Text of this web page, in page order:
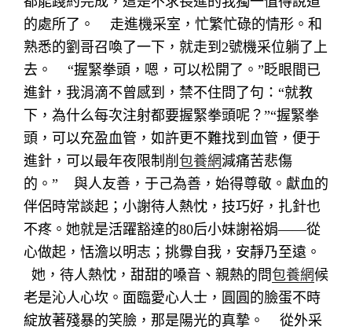
的處所了。
走進機采室，忙繁忙碌的情形。和
熟悉的劉哥召喚了一下，就走到2號機采位躺了上
去。
“握緊拳頭，嗯，可以松開了。”眨眼間已
進針，我涓滴不曾感到，禁不住問了句：“就教
下，為什么每次注射都要握緊拳頭呢？”“握緊拳
頭，可以充盈血管，如許更不難找到血管，便于
進針，可以最年夜限制削 包養網減痛苦悲傷
的。” 與人友善，于己為善，始得尊敬。獻血的
伴侶時常談起；小謝待人熱忱，技巧好，扎針也
不疼。她就是活躍豁達的80后小妹謝裕娟——從
心做起，恬澹以明志；挑釁自我，安靜乃至遠。
她，待人熱忱，甜甜的嗓音、親熱的問包養網候
老是沁人心坎。面臨愛心人士，圓圓的臉蛋不時
綻放著殘暴的笑臉，那是陽光的真摯。
從外采